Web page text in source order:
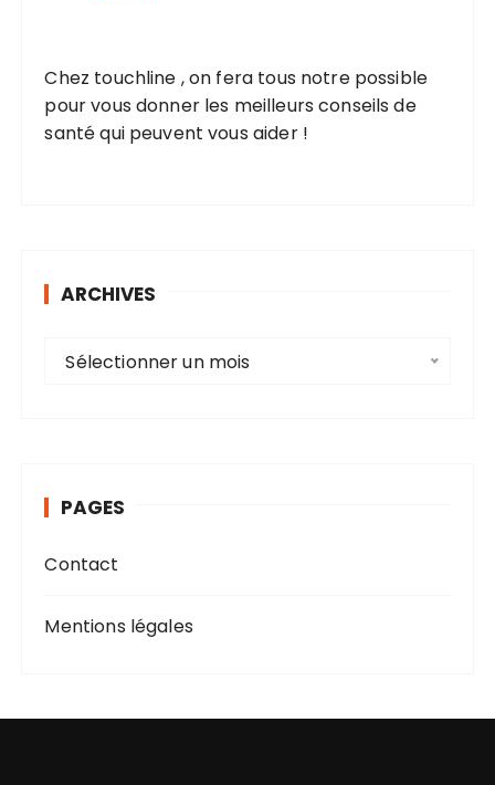
Chez touchline , on fera tous notre possible
pour vous donner les meilleurs conseils de
santé qui peuvent vous aider !
ARCHIVES
e
Sélectionner un mois
PAGES
Contact
Mentions légales